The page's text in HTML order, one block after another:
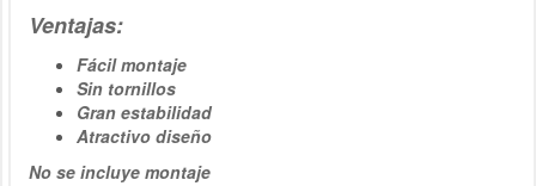
Ventajas:
Fácil montaje
Sin tornillos
Gran estabilidad
Atractivo diseño
No se incluye montaje